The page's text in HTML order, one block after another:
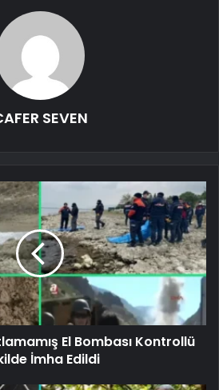
SEVEN
El Bombası Kontrollü
İmha Edildi